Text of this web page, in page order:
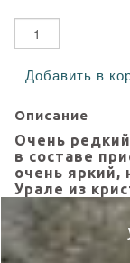
Добавить в
Описание
Очень
в составе
очень яркий,
Урале из